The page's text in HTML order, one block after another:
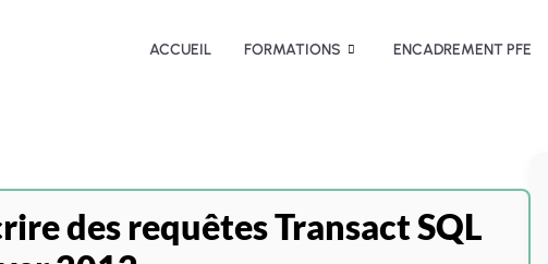
ACCUEIL FORMATIONS ENCADREMENT PFE
des requêtes Transact SQL